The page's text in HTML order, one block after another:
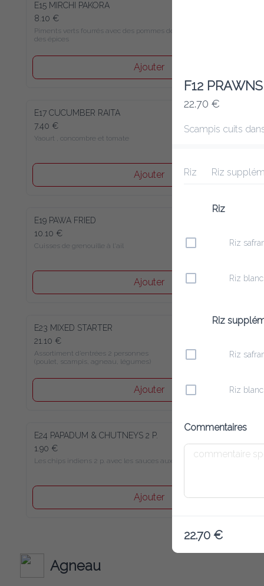
E15 MIRCHI PAKORA
8.10 €
Piments verts fourrés avec des pommes de terre et
des épices
Ajouter
E17 CUCUMBER RAITA
7.40 €
Yaourt , concombre et tomate
Ajouter
E19 PAWA FRIED
10.10 €
Cuisses de grenouille à l'ail
Ajouter
E23 MIXED STARTER
21.10 €
Assortiment d’entrées 2 personnes
(poulet, scampis, agneau, légumes)
Ajouter
E24 PAPADUM & CHUTNEYS 2 P.
1.90 €
Les chips indiens 2 p. avec les sauces aux choix
Ajouter
Agneau
F12
22.70 €
Scampis cuits
Riz Riz
Riz
Riz
Riz blanc
Riz
Riz
Riz blanc
Commentaires
22.70 €